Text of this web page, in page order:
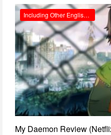
Including Other English Reviews
My Daemon Review